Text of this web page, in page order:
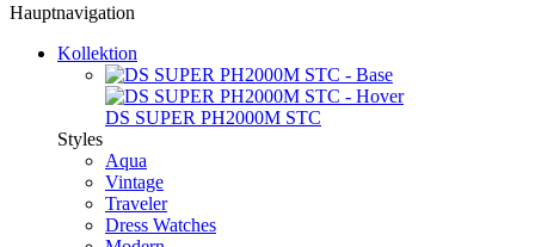
Hauptnavigation
Kollektion
DS SUPER PH2000M STC
Styles
Aqua
Vintage
Traveler
Dress Watches